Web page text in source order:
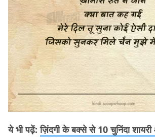
ये भी पढ़ें:ज़िंदगी के बक्से से 10 चुनिंदा